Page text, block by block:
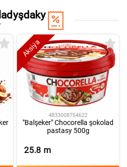
H
4833008754622
"Balşeker" Chocorella şokolad
pastasy 500g
25.8 m
Aksiýa